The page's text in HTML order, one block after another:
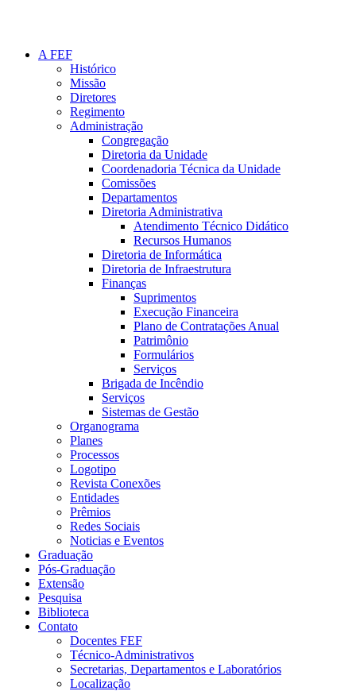
A FEF
Histórico
Missão
Diretores
Regimento
Administração
Congregação
Diretoria da Unidade
Coordenadoria Técnica da Unidade
Comissões
Departamentos
Diretoria Administrativa
Atendimento Técnico Didático
Recursos Humanos
Diretoria de Informática
Diretoria de Infraestrutura
Finanças
Suprimentos
Execução Financeira
Plano de Contratações Anual
Patrimônio
Formulários
Serviços
Brigada de Incêndio
Serviços
Sistemas de Gestão
Organograma
Planes
Processos
Logotipo
Revista Conexões
Entidades
Prêmios
Redes Sociais
Noticias e Eventos
Graduação
Pós-Graduação
Extensão
Pesquisa
Biblioteca
Contato
Docentes FEF
Técnico-Administrativos
Secretarias, Departamentos e Laboratórios
Localização